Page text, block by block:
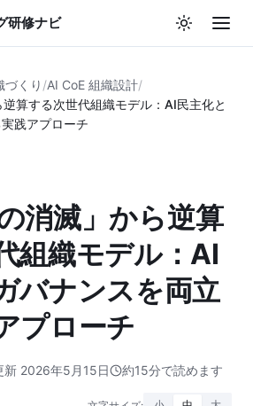
研修ナビ
づくり /AI CoE 組織設計/
逆算する次世代組織モデル：AI民主化と
践アプローチ
消滅」から逆算
組織モデル：AI
バナンスを両立
プローチ
新 2026年5月15日 約15分で読めます